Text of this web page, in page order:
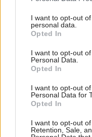
not limited to your visit
grant or deny consent
use your data for
consent section.
I want to opt-out
personal data.
Opted In
I want to opt-out
Personal Data.
Opted In
I want to opt-out
Personal Data for
Opted In
I want to opt-out
Retention, Sale,
Inšpirácie